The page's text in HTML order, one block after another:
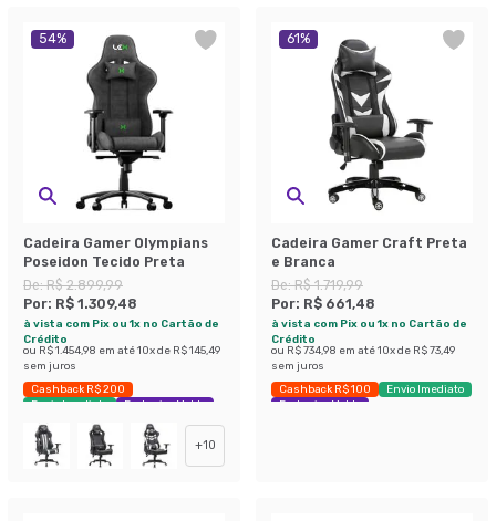
54%
Cadeira Gamer Olympians
Poseidon Tecido Preta
De:R$ 2.899,99
Por: R$ 1.309,48
à vista com Pix ou 1x no Cartão de
Crédito
ou R$ 1.454,98 em até10x de R$ 145,49
sem juros
Cashback R$ 200
Envio Imediato
Exclusivo Mobly
+10
61%
Cadeira Gamer Craft Preta
e Branca
De:R$ 1.719,99
Por: R$ 661,48
à vista com Pix ou 1x no Cartão de
Crédito
ou R$ 734,98 em até10x de R$ 73,49
sem juros
Cashback R$ 100
Envio Imediato
Exclusivo Mobly